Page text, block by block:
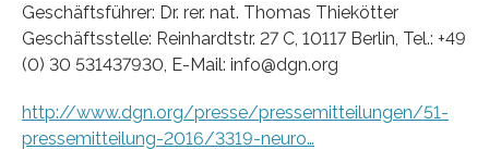
Geschäftsführer: Dr. rer. nat. Thomas Thiekötter
Geschäftsstelle: Reinhardtstr. 27 C, 10117 Berlin, Tel.: +49
(0) 30 531437930, E-Mail: info@dgn.org
http://www.dgn.org/presse/pressemitteilungen/51-
pressemitteilung-2016/3319-neuro…